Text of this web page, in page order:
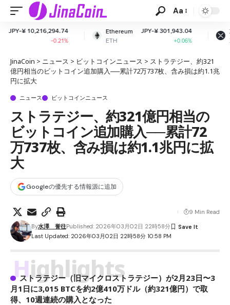
Aa
Ethereum
ETH
JPY-¥ 301,943.04
XRP
XRP
JPY-¥
JinaCoin > ニュース > ビットコインニュース > ストラテジー、約321
億円相当のビットコイン追加購入──累計72万737枚、含み損は約1.1兆
円に拡大
ニュース ビットコインニュース
ストラテジー、約321億円相当の
ビットコイン追加購入──累計72
万737枚、含み損は約1.1兆円に拡
大
Googleの優先する情報源に追加
Last Updated: 2026年03月02日 22時58分 10:58 PM
By水澤 誉往Published: 2026年03月02日 22時58分
9 Min Read
Highlights
ストラテジー（旧マイクロストラテジー）が2月23日〜3
月1日に3,015 BTCを約2億410万ドル（約321億円）で取
得、10週連続の購入となった